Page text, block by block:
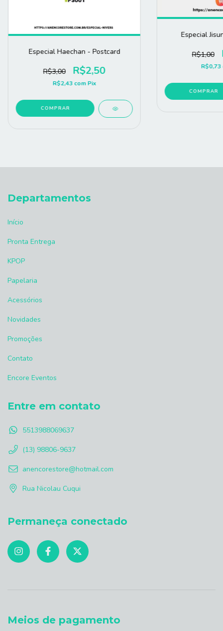
Especial Haechan - Postcard
R$3,00 R$2,50
R$2,43com Pix
COMPRAR
Especial
R$1,00
R$0,73
COMPRAR
Departamentos
Início
Pronta Entrega
KPOP
Papelaria
Acessórios
Novidades
Promoções
Contato
Encore Eventos
Entre em contato
5513988069637
(13) 98806-9637
anencorestore@hotmail.com
Rua Nicolau Cuqui
Permaneça conectado
Meios de pagamento